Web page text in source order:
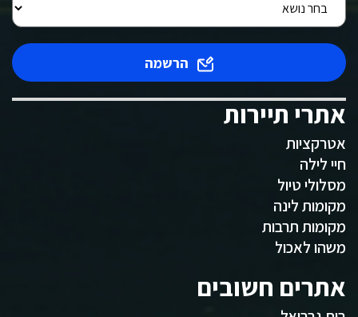
הרשמה
אתרי תיירות
אטרקציות
חיי לילה
מסלולי טיול
מקומות לינה
מקומות תרבות
משהו לאכול
אתרים חשובים